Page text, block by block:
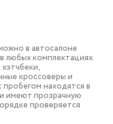
в автосалоне
любых комплектациях.
кроссоверы и
находятся в
имеют прозрачную
проверяется